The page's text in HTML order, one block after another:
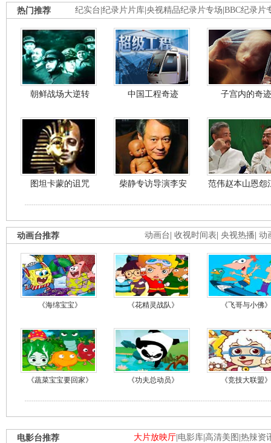
纪实台 纪录片片库 央视精品纪录片专场 BBC纪录片
热门推荐
朝鲜战场大逆转 中国工程奇迹 子宫内的奇迹
图坦卡蒙的诅咒 柴静专访导演李安 范伟赵本山恩怨
动画台 收视时间表 央视热播 动
动画台推荐
《海绵宝宝》 《花精灵战队》 《飞哥与小佛》
《蔬菜宝宝要回家》 《功夫总动员》 《竞技大联盟》
大片放映厅 电影库 高清美图 热辣资
电影台推荐